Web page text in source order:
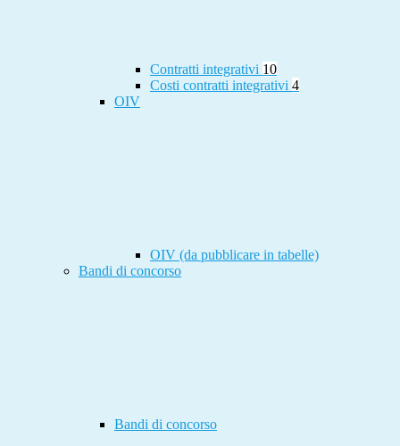
Contratti integrativi 10
Costi contratti integrativi 4
OIV
OIV (da pubblicare in tabelle)
Bandi di concorso
Bandi di concorso